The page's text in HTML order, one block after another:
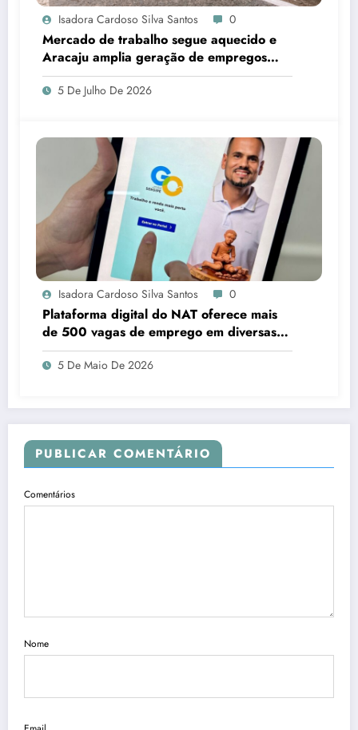
Isadora Cardoso Silva Santos 0
Mercado de trabalho segue aquecido e
Aracaju amplia geração de empregos
formais
5 De Julho De 2026
Isadora Cardoso Silva Santos 0
Plataforma digital do NAT oferece mais
de 500 vagas de emprego em diversas
áreas em Sergipe
5 De Maio De 2026
PUBLICAR COMENTÁRIO
Comentários
Nome